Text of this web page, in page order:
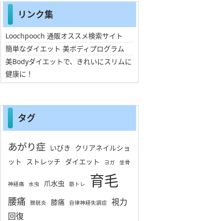
リンク集
Loochpooch 通販オススメ検索サイト
簡単なダイエット 美ボディプログラム
美Bodyダイエットで、きれいにスリムに
健康に！
タグ
あがり症 いびき
クリアネイルショ
ット
ストレッチ ダイエット ヨガ 坐骨
神経痛 水虫 爪水虫 筋トレ 育毛
腰痛 膀胱炎 膝痛 自律神経失調症
視力
回復